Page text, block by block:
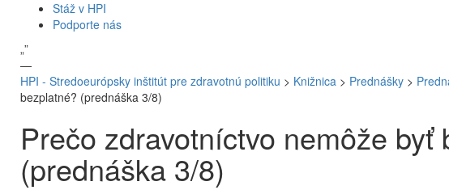
Stáž v HPI
Podporte nás
„”
—
HPI - Stredoeurópsky inštitút pre zdravotnú politiku > Knižnica> Prednášky>
bezplatné? (prednáška 3/8)
Prečo zdravotníctvo nemôže byť
(prednáška 3/8)